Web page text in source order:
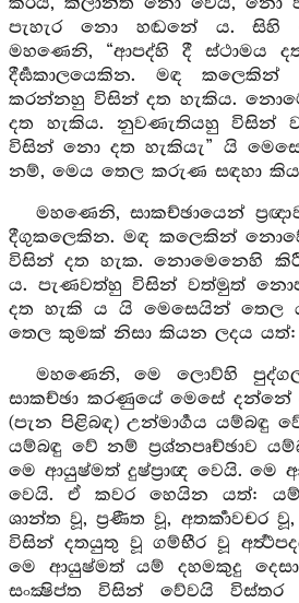
පැහැර නො හඬනේ ය. සිහි
මහණෙනි, “ආපද්හි දී ස්ථාමය
දීර්‍ඝකාලයෙකින. මඳ
කරන්නහු විසින් දත හැකිය.
දත හැකිය. නුවණැතියහු විසින්
විසින් නො දත හැකියැ” යි
නම්, මෙය තෙල කරුණ සඳහා
මහණෙනි, සාකච්ඡායෙන්
දීගුකලෙකින. මඳ කලෙකින්
විසින් දත හැක. නොමෙනෙහි
ය. පැණවත්හු විසින් වත්මුත්
දත හැකි ය යි මෙසෙයින් තෙල
තෙල කුමක් නිසා කියන ලදය යත්:
මහණෙනි, මෙ ලොව්හි
සාකච්ඡා කරණුයේ මෙසේ
(පැන පිළිබඳ) උන්මාර්‍ගය යම්බඳු
යම්බඳු වේ නම් ප්‍රශ්නපෘච්ඡාව
මෙ ආයුෂ්මත් දුෂ්ප්‍රාඥ වෙයි. මෙ
වෙයි. ඒ කවර හෙයින යත්:
ශාන්ත වූ, ප්‍රණීත වූ,
විසින් දතයුතු වූ ගම්භීර වූ
මෙ ආයුෂ්මත් යම් දහමකුදු
සංක්‍ෂිප්ත විසින් වේවයි විස්තර